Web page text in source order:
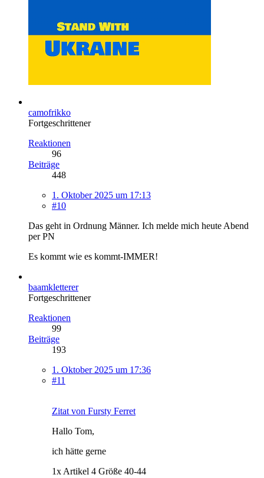
camofrikko
Fortgeschrittener
Reaktionen
96
Beiträge
448
1. Oktober 2025 um 17:13
#10
Das geht in Ordnung Männer. Ich melde mich heute Abend
per PN
Es kommt wie es kommt-IMMER!
baamkletterer
Fortgeschrittener
Reaktionen
99
Beiträge
193
1. Oktober 2025 um 17:36
#11
Zitat von Fursty Ferret
Hallo Tom,
ich hätte gerne
1x Artikel 4 Größe 40-44